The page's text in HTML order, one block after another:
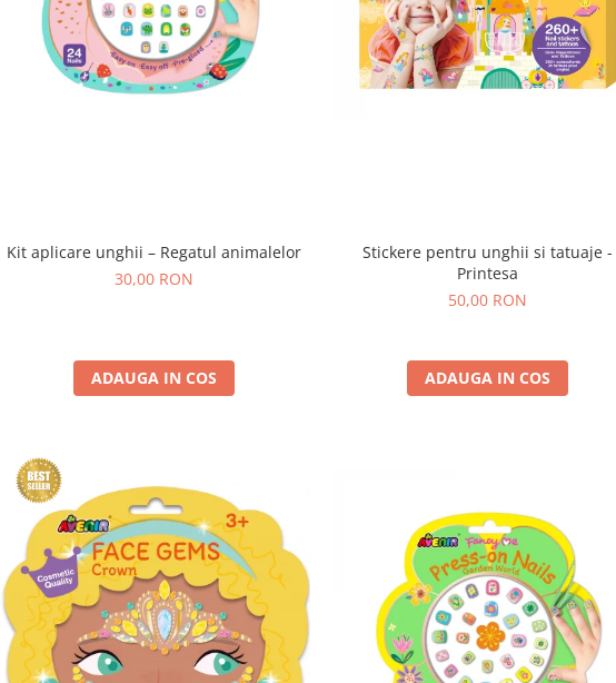
Kit aplicare unghii – Regatul animalelor
30,00 RON
ADAUGA IN COS
Stickere pentru unghii si tatuaje -
Printesa
50,00 RON
ADAUGA IN COS